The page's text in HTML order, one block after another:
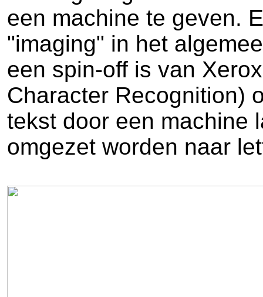
een machine te geven.
"imaging" in het
een spin-off is van
Character Recognition)
tekst door een machine
omgezet worden naar